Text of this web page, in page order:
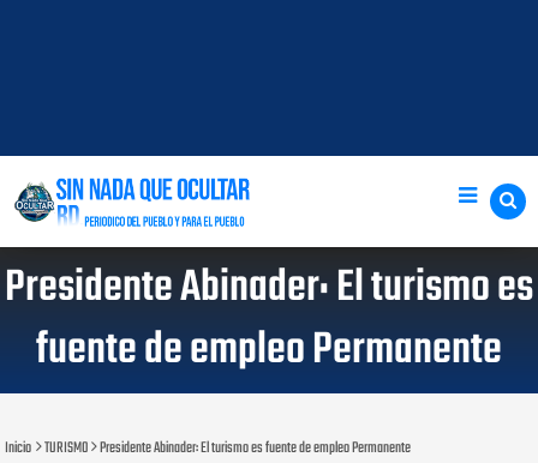
Presidente Abinader: El turismo es
fuente de empleo Permanente
Inicio TURISMO Presidente Abinader: El turismo es fuente de empleo Permanente